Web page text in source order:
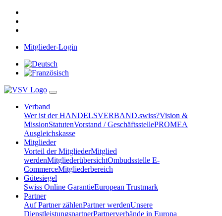
Mitglieder-Login
Verband
Wer ist der HANDELSVERBAND.swiss?Vision &
MissionStatutenVorstand / GeschäftsstellePROMEA
Ausgleichskasse
Mitglieder
Vorteil der MitgliederMitglied
werdenMitgliederübersichtOmbudsstelle E-
CommerceMitgliederbereich
Gütesiegel
Swiss Online GarantieEuropean Trustmark
Partner
Auf Partner zählenPartner werdenUnsere
DienstleistungspartnerPartnerverbände in Europa